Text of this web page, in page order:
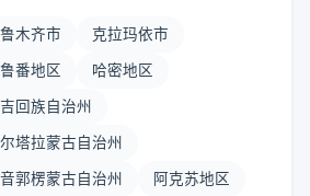
木齐市 克拉玛依市
番地区 哈密地区
回族自治州
塔拉蒙古自治州
郭楞蒙古自治州 阿克苏地区